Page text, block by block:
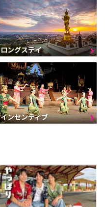
ロングステイ
インセンティブ